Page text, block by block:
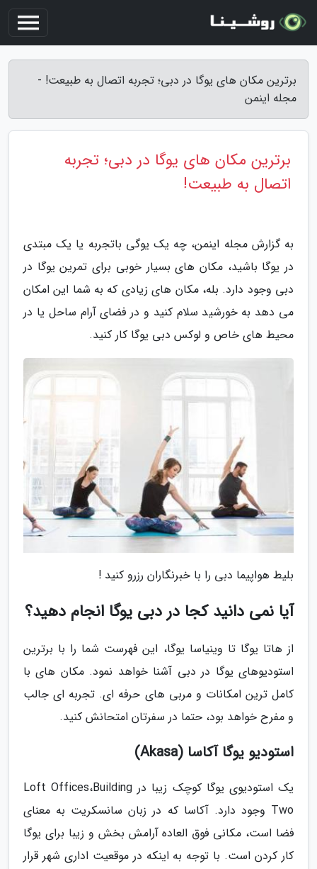
برترین مکان های یوگا در دبی؛ تجربه اتصال به طبیعت! -
مجله اینمن
برترین مکان های یوگا در دبی؛ تجربه
اتصال به طبیعت!
به گزارش مجله اینمن، چه یک یوگی باتجربه یا یک مبتدی
در یوگا باشید، مکان های بسیار خوبی برای تمرین یوگا در
دبی وجود دارد. بله، مکان های زیادی که به شما این امکان
می دهد به خورشید سلام کنید و در فضای آرام ساحل یا در
محیط های خاص و لوکس دبی یوگا کار کنید.
بلیط هواپیما دبی را با خبرنگاران رزرو کنید !
آیا نمی دانید کجا در دبی یوگا انجام دهید؟
از هاتا یوگا تا وینیاسا یوگا، این فهرست شما را با برترین
استودیوهای یوگا در دبی آشنا خواهد نمود. مکان های با
کامل ترین امکانات و مربی های حرفه ای. تجربه ای جالب
و مفرح خواهد بود، حتما در سفرتان امتحانش کنید.
استودیو یوگا آکاسا (Akasa)
یک استودیوی یوگا کوچک زیبا در Loft Offices،Building
Two وجود دارد. آکاسا که در زبان سانسکریت به معنای
فضا است، مکانی فوق العاده آرامش بخش و زیبا برای یوگا
کار کردن است. با توجه به اینکه در موقعیت اداری شهر قرار